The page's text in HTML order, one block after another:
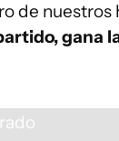
de nuestros
gana